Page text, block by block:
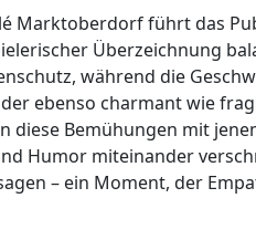
Marktoberdorf führt das
Überzeichnung
während die
der ebenso charmant wie
diese Bemühungen mit
Humor miteinander
– ein Moment, der